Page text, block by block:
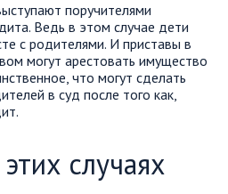
поручителями
Ведь в этом случае дети
с родителями. И приставы в
могут арестовать имущество
что могут сделать
в суд после того как,
случаях